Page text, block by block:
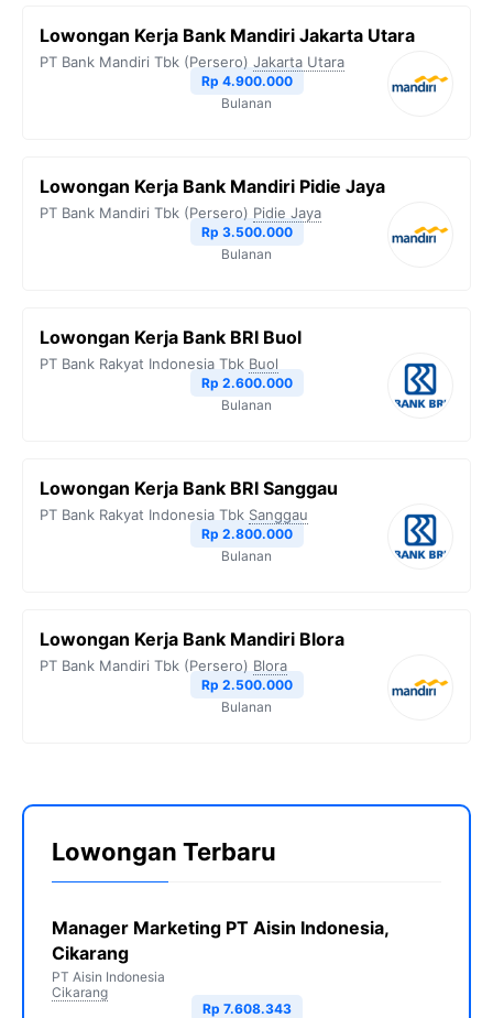
Lowongan Kerja Bank Mandiri Jakarta Utara
PT Bank Mandiri Tbk (Persero) Jakarta Utara
Rp 4.900.000
Bulanan
Lowongan Kerja Bank Mandiri Pidie Jaya
PT Bank Mandiri Tbk (Persero) Pidie Jaya
Rp 3.500.000
Bulanan
Lowongan Kerja Bank BRI Buol
PT Bank Rakyat Indonesia Tbk Buol
Rp 2.600.000
Bulanan
Lowongan Kerja Bank BRI Sanggau
PT Bank Rakyat Indonesia Tbk Sanggau
Rp 2.800.000
Bulanan
Lowongan Kerja Bank Mandiri Blora
PT Bank Mandiri Tbk (Persero) Blora
Rp 2.500.000
Bulanan
Lowongan Terbaru
Manager Marketing PT Aisin Indonesia,
Cikarang
PT Aisin Indonesia
Cikarang
Rp 7.608.343